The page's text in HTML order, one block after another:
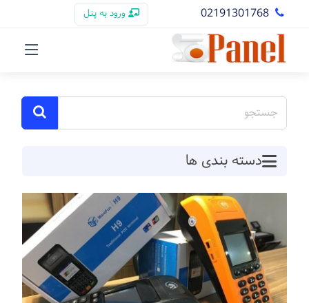
02191301768 ورود به پنل
دسته بندی ها